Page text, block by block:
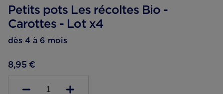
Petits pots Les récoltes Bio -
Carottes - Lot x4
dès 4 à 6 mois
8,95 €
1